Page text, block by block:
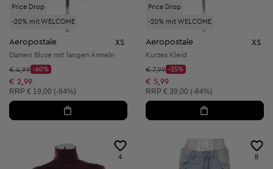
Price Drop
-20% mit WELCOME
Aeropostale XS
Damen Bluse mit langen Ärmeln
Startpreis:
€ 4,99
Discount Price:
-40%
Reduzierter Preis:
€ 2,99
Unverbindliche Preisempfehlung:
RRP € 19,00 (-84%)
Price Drop
-20% mit WELCOME
Aeropostale XS
Kurzes Kleid
Startpreis:
€ 7,99
Discount Price:
-25%
Reduzierter Preis:
€ 5,99
Unverbindliche Preisempfehlung:
RRP € 39,00 (-84%)
4 8